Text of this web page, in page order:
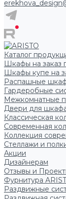
Каталог
Шкафы на заказ
Шкафы купе на
Распашные
Гардеробные
Межкомнатные
Двери для
Классическая
Современная
Коллекция
Стеллажи и
Акции
Дизайнерам
Отзывы и
Фурнитура
Раздвижные